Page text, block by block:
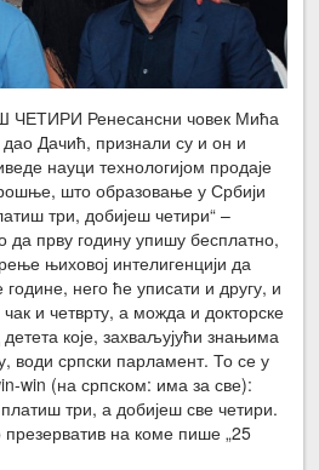
Ренесансни човек Мића
дао Дачић, признали су и он и
науци технологијом продаје
што образовање у Србији
три, добијеш четири“ –
да прву годину упишу бесплатно,
њиховој интелигенцији да
него ће уписати и другу, и
и четврту, а можда и докторске
које, захваљујући знањима
води српски парламент. То се у
win (на српском: има за све):
три, а добијеш све четири.
презерватив на коме пише „25